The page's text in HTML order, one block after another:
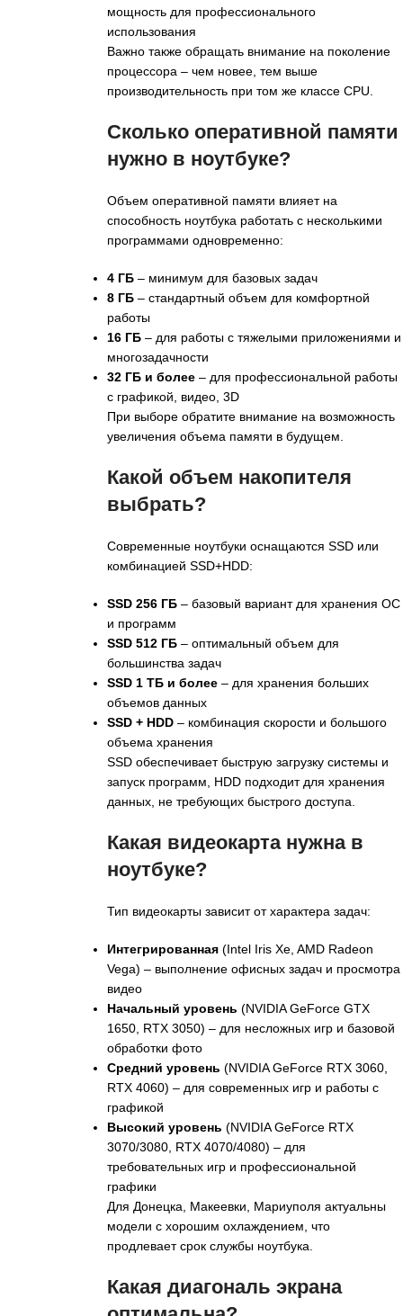
мощность для профессионального
использования
Важно также обращать внимание на поколение
процессора – чем новее, тем выше
производительность при том же классе CPU.
Сколько оперативной памяти
нужно в ноутбуке?
Объем оперативной памяти влияет на
способность ноутбука работать с несколькими
программами одновременно:
4 ГБ – минимум для базовых задач
8 ГБ – стандартный объем для комфортной
работы
16 ГБ – для работы с тяжелыми приложениями и
многозадачности
32 ГБ и более – для профессиональной работы
с графикой, видео, 3D
При выборе обратите внимание на возможность
увеличения объема памяти в будущем.
Какой объем накопителя
выбрать?
Современные ноутбуки оснащаются SSD или
комбинацией SSD+HDD:
SSD 256 ГБ – базовый вариант для хранения ОС
и программ
SSD 512 ГБ – оптимальный объем для
большинства задач
SSD 1 ТБ и более – для хранения больших
объемов данных
SSD + HDD – комбинация скорости и большого
объема хранения
SSD обеспечивает быструю загрузку системы и
запуск программ, HDD подходит для хранения
данных, не требующих быстрого доступа.
Какая видеокарта нужна в
ноутбуке?
Тип видеокарты зависит от характера задач:
Интегрированная (Intel Iris Xe, AMD Radeon
Vega) – выполнение офисных задач и просмотра
видео
Начальный уровень (NVIDIA GeForce GTX
1650, RTX 3050) – для несложных игр и базовой
обработки фото
Средний уровень (NVIDIA GeForce RTX 3060,
RTX 4060) – для современных игр и работы с
графикой
Высокий уровень (NVIDIA GeForce RTX
3070/3080, RTX 4070/4080) – для
требовательных игр и профессиональной
графики
Для Донецка, Макеевки, Мариуполя актуальны
модели с хорошим охлаждением, что
продлевает срок службы ноутбука.
Какая диагональ экрана